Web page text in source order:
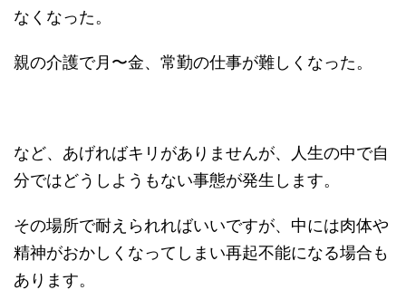
なくなった。
親の介護で月〜金、常勤の仕事が難しくなった。
など、あげればキリがありませんが、人生の中で自
分ではどうしようもない事態が発生します。
その場所で耐えられればいいですが、中には肉体や
精神がおかしくなってしまい再起不能になる場合も
あります。